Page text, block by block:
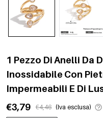
1 Pezzo Di Anelli Da
Inossidabile Con
Impermeabili E Di
€3,79
€4,46 (Iva esclusa)